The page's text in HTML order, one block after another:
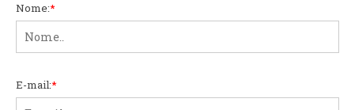
Nome:*
E-mail:*